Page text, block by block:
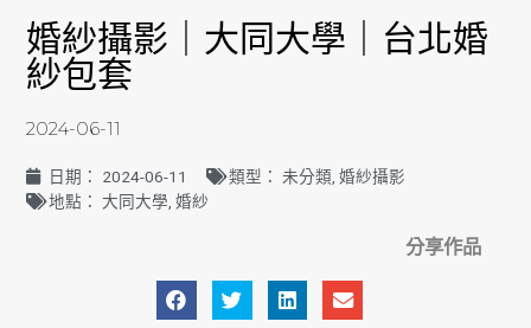
婚紗攝影｜大同大學｜台北婚
紗包套
2024-06-11
日期： 2024-06-11 類型： 未分類 ,婚紗攝影
地點： 大同大學 ,婚紗
分享作品